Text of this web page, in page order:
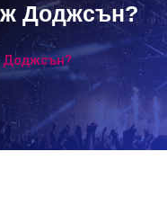
Доджсън?
Доджсън?